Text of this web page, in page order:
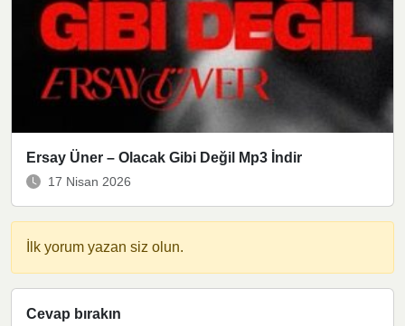
Ersay Üner – Olacak Gibi Değil Mp3 İndir
17 Nisan 2026
İlk yorum yazan siz olun.
Cevap bırakın